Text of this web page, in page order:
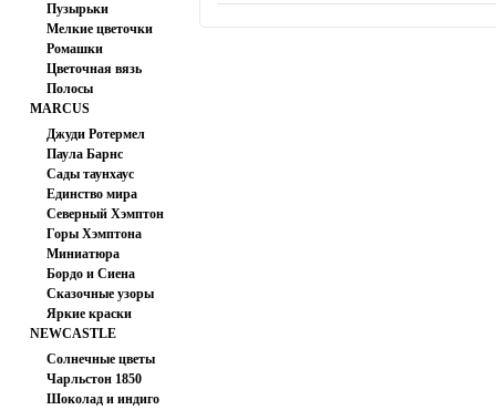
Пузырьки
Мелкие цветочки
Ромашки
Цветочная вязь
Полосы
MARCUS
Джуди Ротермел
Паула Барнс
Сады таунхаус
Единство мира
Северный Хэмптон
Горы Хэмптона
Миниатюра
Бордо и Сиена
Сказочные узоры
Яркие краски
NEWCASTLE
FABRICS
Солнечные цветы
Чарльстон 1850
Шоколад и индиго